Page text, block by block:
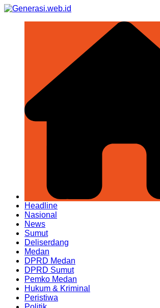
Skip
Headline
Nasional
News
Sumut
Deliserdang
Medan
DPRD Medan
DPRD Sumut
Pemko Medan
Hukum & Kriminal
Peristiwa